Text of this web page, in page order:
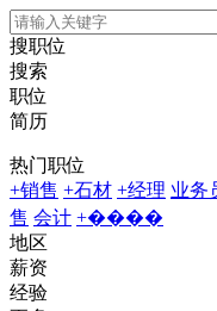
搜职位
搜索
职位
简历
热门职位
+销售 +石材 +经理 业务
售 会计 +����
地区
薪资
经验